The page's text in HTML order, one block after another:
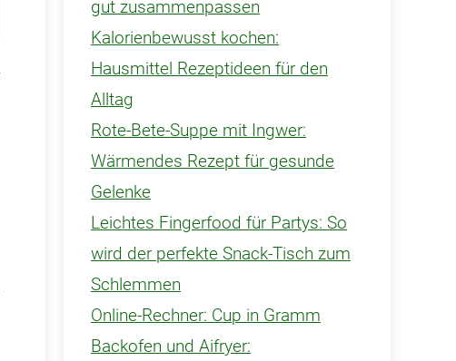
gut zusammenpassen
Kalorienbewusst kochen:
Hausmittel Rezeptideen für den
Alltag
Rote-Bete-Suppe mit Ingwer:
Wärmendes Rezept für gesunde
Gelenke
Leichtes Fingerfood für Partys: So
wird der perfekte Snack-Tisch zum
Schlemmen
Online-Rechner: Cup in Gramm
Backofen und Aifryer: